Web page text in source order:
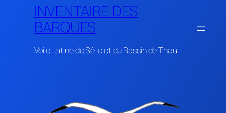
INVENTAIRE DES
BARQUES
Voile Latine de Sète et du Bassin de Thau